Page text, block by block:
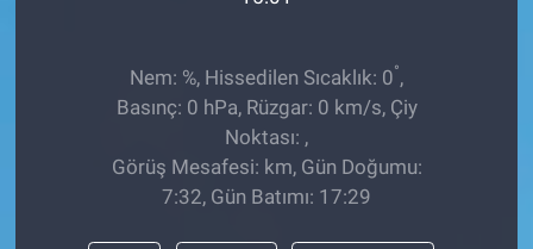
Nem: %, Hissedilen Sıcaklık: 0°,
Basınç: 0 hPa, Rüzgar: 0 km/s, Çiy
Noktası: ,
Görüş Mesafesi: km, Gün Doğumu:
7:32, Gün Batımı: 17:29